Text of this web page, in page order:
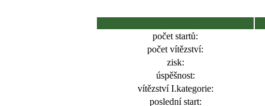
počet startů:
počet vítězství:
zisk:
úspěšnost:
vítězství I.kategorie:
poslední start: